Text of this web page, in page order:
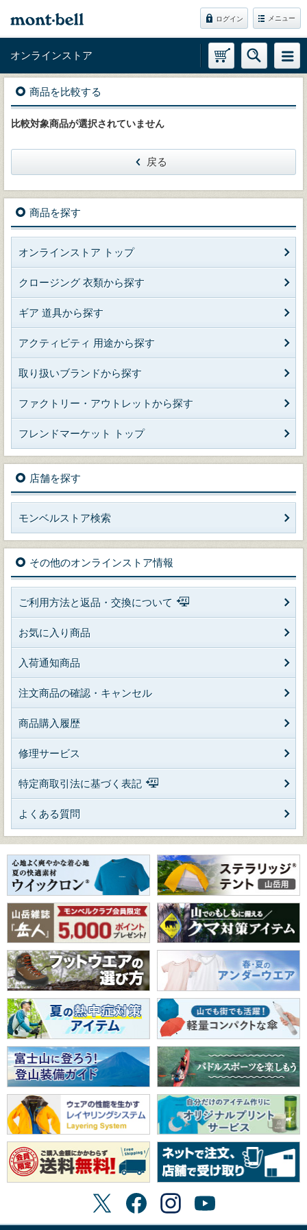
ログイン メニュー
オンラインストア
商品を比較する
比較対象商品が選択されていません
戻る
商品を探す
オンラインストア トップ
クロージング 衣類から探す
ギア 道具から探す
アクティビティ 用途から探す
取り扱いブランドから探す
ファクトリー・アウトレットから探す
フレンドマーケット トップ
店舗を探す
モンベルストア検索
その他のオンラインストア情報
ご利用方法と返品・交換について
お気に入り商品
入荷通知商品
注文商品の確認・キャンセル
商品購入履歴
修理サービス
特定商取引法に基づく表記
よくある質問